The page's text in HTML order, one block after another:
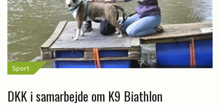
Sport
DKK i samarbejde om K9 Biathlon